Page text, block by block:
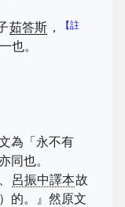
茹答斯 ，
【註
也。
為「永不有
同也。
呂振中譯本故
的。』然原文